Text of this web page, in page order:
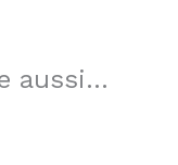
aussi…